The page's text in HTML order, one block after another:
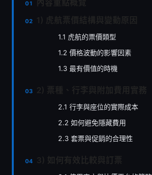
1.1 虎航的票價類型
1.2 價格波動的影響因素
1.3 最有價值的時機
2.1 行李與座位的實際成本
2.2 如何避免隱藏費用
2.3 套票與促銷的合理性